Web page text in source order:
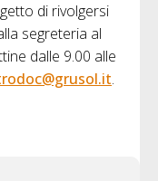
di rivolgersi
segreteria al
dalle 9.00 alle
.